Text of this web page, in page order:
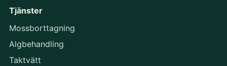
Tjänster
Mossborttagning
Algbehandling
Taktvätt